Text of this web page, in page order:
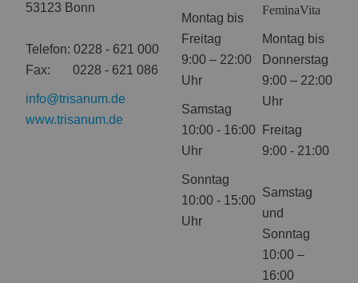
53123 Bonn
Telefon: 0228 - 621 000
Fax: 0228 - 621 086
info@trisanum.de
www.trisanum.de
Montag bis
Freitag
9:00 – 22:00
Uhr
Samstag
10:00 - 16:00
Uhr
Sonntag
10:00 - 15:00
Uhr
FeminaVita
Montag bis
Donnerstag
9:00 – 22:00
Uhr
Freitag
9:00 - 21:00
Samstag
und
Sonntag
10:00 –
16:00
Dauer der Browsersitzung
Marketing (0)